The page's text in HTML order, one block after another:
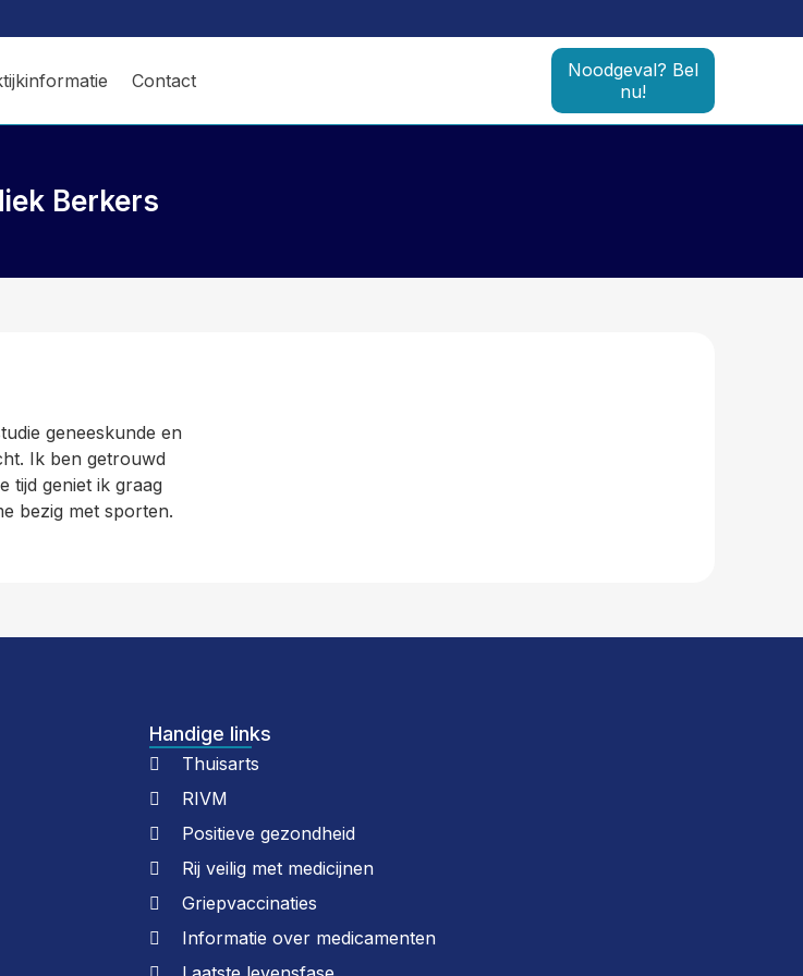
Contact
Noodgeval? Bel
nu!
Berkers
geneeskunde en
Ik ben getrouwd
tijd geniet ik graag
bezig met sporten.
Handige links
Thuisarts
RIVM
Positieve gezondheid
Rij veilig met medicijnen
Griepvaccinaties
Informatie over medicamenten